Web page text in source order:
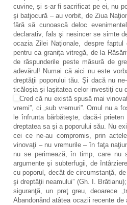
cuvine, şi s-ar fi sacrificat pe ei, nu
şi batjocură – au vorbit, de Ziua
fără să cunoască deloc
declarativ, fals şi nesincer se simte
ocazia Zilei Naţionale, despre
pentru ca graniţa vitregă, de la
de răspunderile peste măsură de
adevărul! Numai că aici nu este
dreptăţii poporului tău. Şi dacă nu
ticăloşia şi laşitatea celor investiţi cu
Cred că nu există spusă mai
vremi”, ci „sub vremuri”. Omul nu a
le înfrunta bărbăteşte, dacă-i
dreptatea sa şi a poporului său. Nu
cei ce ne-au compromis, prin
vinovaţi – nu vremurile – în faţa
nu se perimează, în timp, care nu
argumente şi subterfugii, de
cu poporul, decât de circumstanţă,
şi dreptăţii neamului” (Gh. I.
siguranţă, un preţ greu, deoarece
Abandonând atâtea ocazii recente